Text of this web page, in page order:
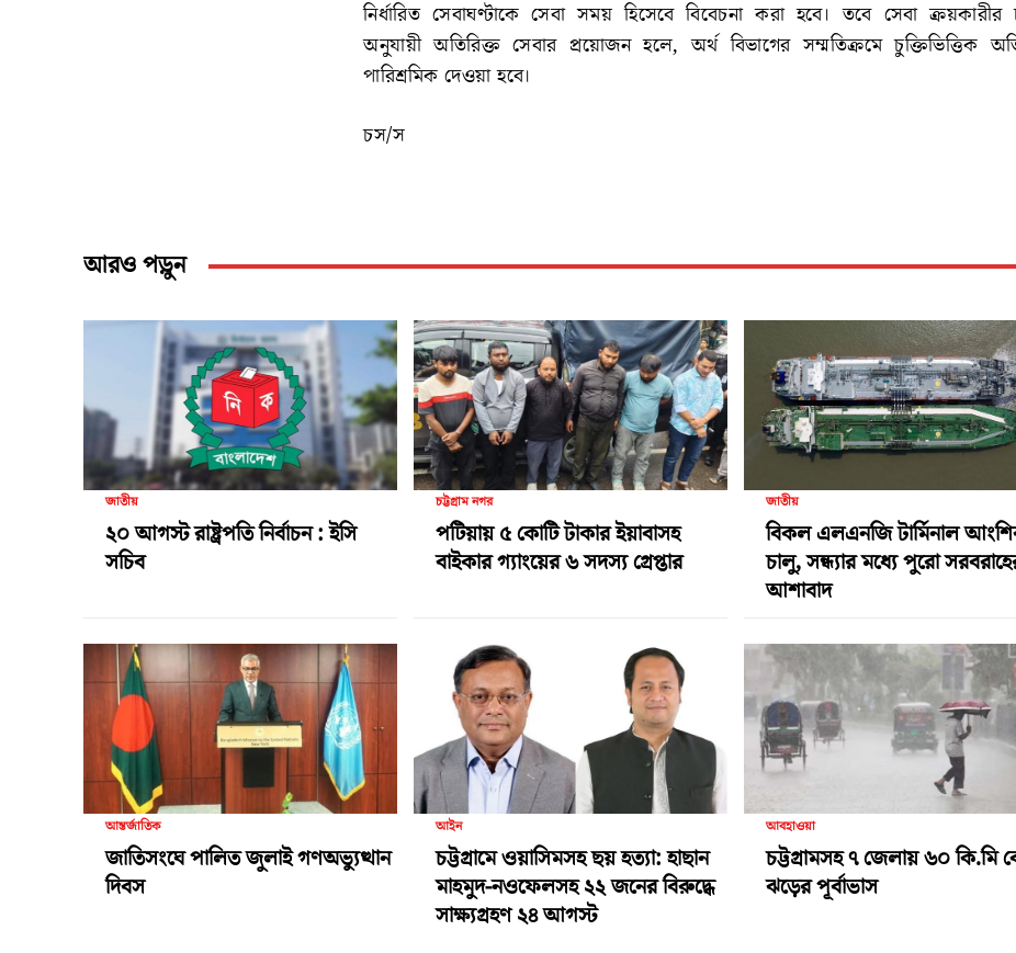
নির্ধারিত সেবাঘণ্টাকে সেবা সময় হিসেবে বিবেচনা করা হবে। তবে সেবা ক্রয়কারীর
অনুযায়ী অতিরিক্ত সেবার প্রয়োজন হলে, অর্থ বিভাগের সম্মতিক্রমে চুক্তিভিত্তিক
পারিশ্রমিক দেওয়া হবে।
চস/স
আরও পড়ুন
জাতীয়
২০ আগস্ট রাষ্ট্রপতি নির্বাচন : ইসি
সচিব
চট্টগ্রাম নগর
পটিয়ায় ৫ কোটি টাকার ইয়াবাসহ
বাইকার গ্যাংয়ের ৬ সদস্য গ্রেপ্তার
জাতীয়
বিকল এলএনজি টার্মিনাল
চালু, সন্ধ্যার মধ্যে পুরো
আশাবাদ
আন্তর্জাতিক
জাতিসংঘে পালিত জুলাই গণঅভ্যুত্থান
দিবস
আইন
চট্টগ্রামে ওয়াসিমসহ ছয় হত্যা: হাছান
মাহমুদ-নওফেলসহ ২২ জনের বিরুদ্ধে
সাক্ষ্যগ্রহণ ২৪ আগস্ট
আবহাওয়া
চট্টগ্রামসহ ৭ জেলায় ৬০ কি.মি
ঝড়ের পূর্বাভাস